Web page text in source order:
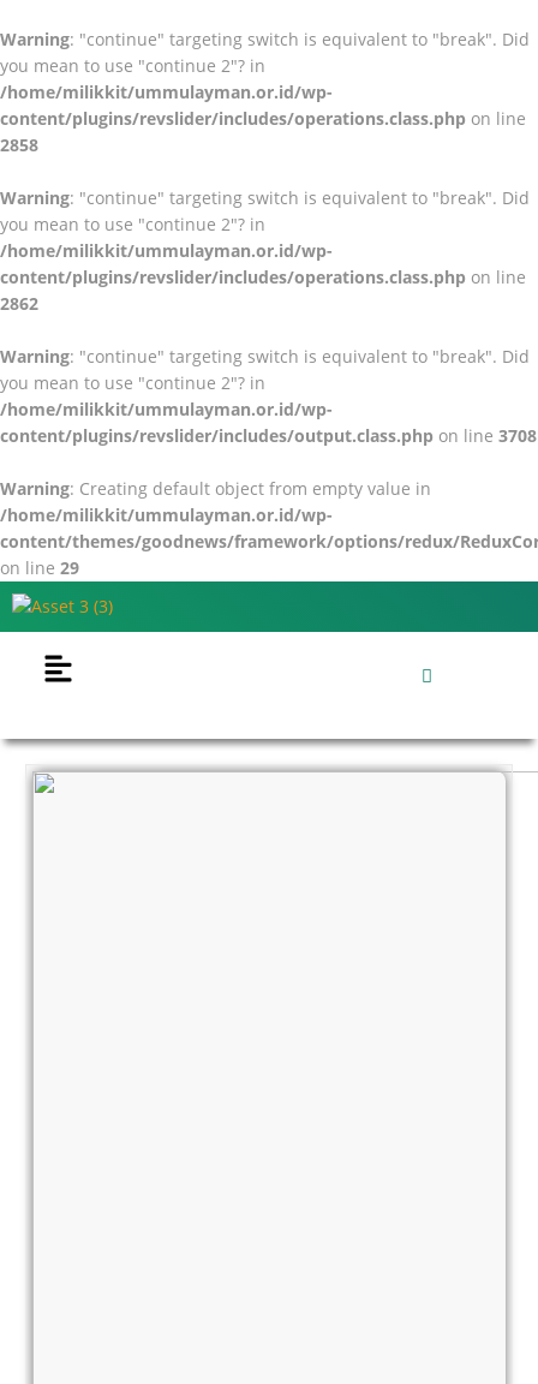
Warning: "continue" targeting switch is equivalent to "break". Did
you mean to use "continue 2"? in
/home/milikkit/ummulayman.or.id/wp-
content/plugins/revslider/includes/operations.class.php on line
2858
Warning: "continue" targeting switch is equivalent to "break". Did
you mean to use "continue 2"? in
/home/milikkit/ummulayman.or.id/wp-
content/plugins/revslider/includes/operations.class.php on line
2862
Warning: "continue" targeting switch is equivalent to "break". Did
you mean to use "continue 2"? in
/home/milikkit/ummulayman.or.id/wp-
content/plugins/revslider/includes/output.class.php on line 3708
Warning: Creating default object from empty value in
/home/milikkit/ummulayman.or.id/wp-
content/themes/goodnews/framework/options/redux/
on line 29